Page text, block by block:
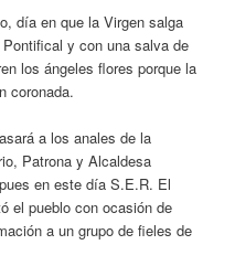
día en que la Virgen salga
y con una salva de
los ángeles flores porque la
coronada.
a los anales de la
Patrona y Alcaldesa
en este día S.E.R. El
el pueblo con ocasión de
a un grupo de fieles de